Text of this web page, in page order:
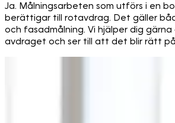
Ja. Målningsarbeten som utförs i en
berättigar till rotavdrag. Det gäller
och fasadmålning. Vi hjälper dig
avdraget och ser till att det blir rätt